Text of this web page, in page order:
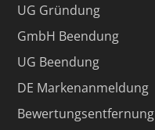
UG Gründung
GmbH Beendung
UG Beendung
DE Markenanmeldung
Bewertungsentfernung